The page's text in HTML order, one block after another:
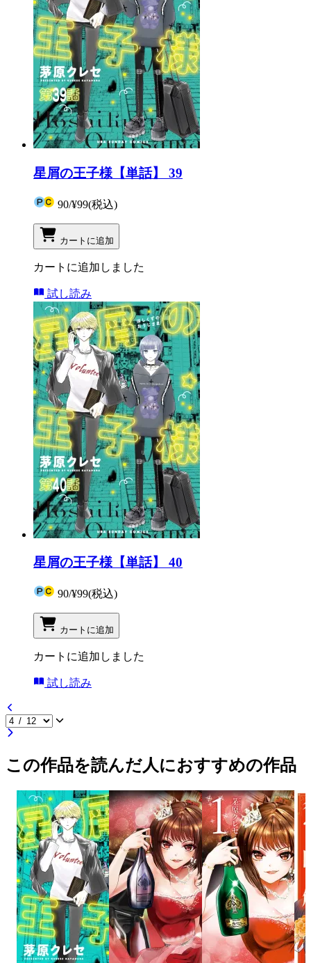
星屑の王子様【単話】 39
90/¥99(税込)
カートに追加
カートに追加しました
試し読み
星屑の王子様【単話】 40
90/¥99(税込)
カートに追加
カートに追加しました
試し読み
この作品を読んだ人におすすめの作品